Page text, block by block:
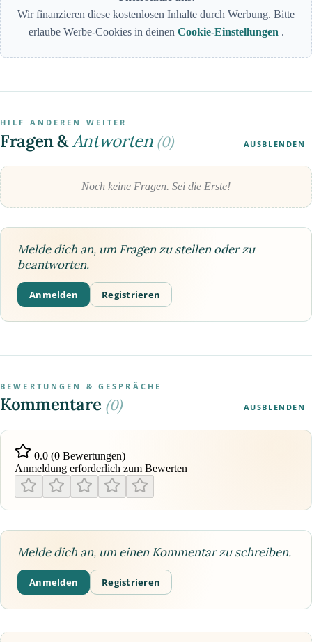
Wir finanzieren diese kostenlosen Inhalte durch Werbung. Bitte
erlaube Werbe-Cookies in deinen Cookie-Einstellungen .
HILF ANDEREN WEITER
Fragen &Antworten (0) AUSBLENDEN
Noch keine Fragen. Sei die Erste!
Melde dich an, um Fragen zu stellen oder zu
beantworten.
Anmelden Registrieren
BEWERTUNGEN & GESPRÄCHE
Kommentare (0) AUSBLENDEN
0.0 (0 Bewertungen)
Anmeldung erforderlich zum Bewerten
Melde dich an, um einen Kommentar zu schreiben.
Anmelden Registrieren